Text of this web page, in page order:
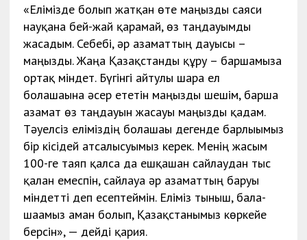
«Елімізде болып жатқан өте маңызды саяси
науқанға бей-жай қарамай, өз таңдауымды
жасадым. Себебі, әр азаматтың дауысы –
маңызды. Жаңа Қазақстанды құру – баршамызға
ортақ міндет. Бүгінгі айтулы шара ел
болашағына әсер ететін маңызды шешім, барша
азамат өз таңдауын жасауы маңызды қадам.
Тәуелсіз еліміздің болашағы дегенде барлығымыз
бір кісідей атсалысуымыз керек. Менің жасым
100-ге таяп қалса да ешқашан сайлаудан тыс
қалған емеспін, сайлауға әр азаматтың баруы
міндетті деп есептеймін. Еліміз тыныш, бала-
шағамыз аман болып, Қазақстанымыз көркейе
берсін», — дейді қария.